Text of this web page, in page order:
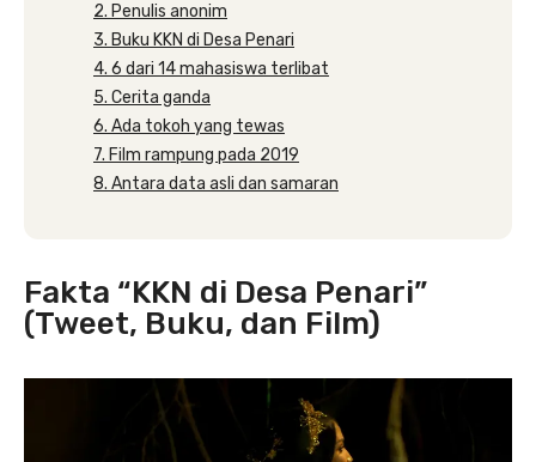
2. Penulis anonim
3. Buku KKN di Desa Penari
4. 6 dari 14 mahasiswa terlibat
5. Cerita ganda
6. Ada tokoh yang tewas
7. Film rampung pada 2019
8. Antara data asli dan samaran
Fakta “KKN di Desa Penari”
(Tweet, Buku, dan Film)